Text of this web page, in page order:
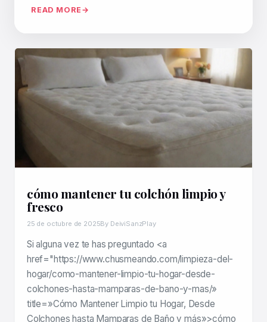
READ MORE
cómo mantener tu colchón limpio y
fresco
25 de octubre de 2025By DeiviSanzPlay
Si alguna vez te has preguntado <a
href="https://www.chusmeando.com/limpieza-del-
hogar/como-mantener-limpio-tu-hogar-desde-
colchones-hasta-mamparas-de-bano-y-mas/»
title=»Cómo Mantener Limpio tu Hogar, Desde
Colchones hasta Mamparas de Baño y más»>cómo